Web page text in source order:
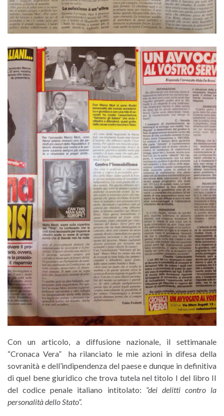
Con un articolo, a diffusione nazionale, il settimanale
“Cronaca Vera” ha rilanciato le mie azioni in difesa della
sovranità e dell’indipendenza del paese e dunque in definitiva
di quel bene giuridico che trova tutela nel titolo I del libro II
del codice penale italiano intitolato: “dei delitti contro la
personalità dello Stato”.